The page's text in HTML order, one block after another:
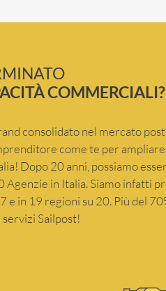
COMMERCIALI?
consolidato nel mercato
come te per ampliare
Dopo 20 anni, possiamo
Agenzie in Italia. Siamo infatti
e in 19 regioni su 20. Più del
Sailpost!